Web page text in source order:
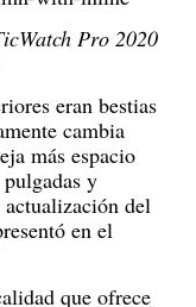
Pro 2020
eran bestias
cambia
más espacio
y
actualización del
en el
que ofrece